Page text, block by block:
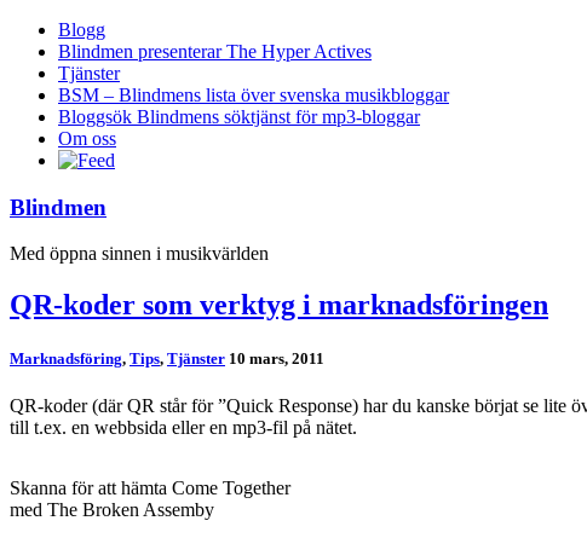
Blogg
Blindmen presenterar The Hyper Actives
Tjänster
BSM – Blindmens lista över svenska musikbloggar
Bloggsök Blindmens söktjänst för mp3-bloggar
Om oss
Blindmen
Med öppna sinnen i musikvärlden
QR-koder som verktyg i marknadsföringen
Marknadsföring, Tips, Tjänster 10 mars, 2011
QR-koder (där QR står för ”Quick Response) har du kanske börjat se lite
till t.ex. en webbsida eller en mp3-fil på nätet.
Skanna för att hämta Come Together
med The Broken Assemby